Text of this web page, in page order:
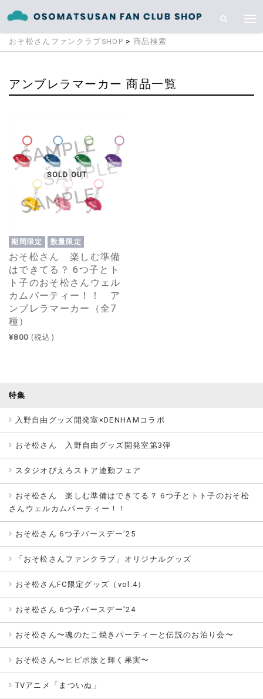
おそ松さんファンクラブSHOP > 商品検索
アンブレラマーカー 商品一覧
SOLD OUT
期間限定 数量限定
おそ松さん 楽しむ準備
はできてる？ 6つ子とト
ト子のおそ松さんウェル
カムパーティー！！ ア
ンブレラマーカー（全7
種）
¥800 (税込)
特集
入野自由グッズ開発室×DENHAMコラボ
おそ松さん 入野自由グッズ開発室第3弾
スタジオぴえろストア連動フェア
おそ松さん 楽しむ準備はできてる？ 6つ子とトト子のおそ松
さんウェルカムパーティー！！
おそ松さん 6つ子バースデー’25
「おそ松さんファンクラブ」オリジナルグッズ
おそ松さんFC限定グッズ（vol.4）
おそ松さん 6つ子バースデー’24
おそ松さん〜魂のたこ焼きパーティーと伝説のお泊り会〜
おそ松さん〜ヒピポ族と輝く果実〜
TVアニメ「まついぬ」